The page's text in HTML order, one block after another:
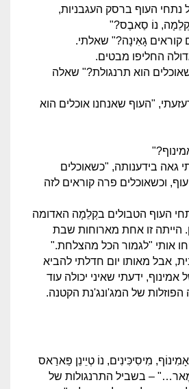
נתחי העוף ברסק העגבניות,
נוֹ סַאבֶס?"
קוראים גָאִינָה?" שאלתי.
החליפו מבטים.
הוא תרנגולת?" שאלה
"העוף שאנחנו אוכלים הוא
גאה בידענותה, "כשאוכלים
וכשאוכלים פרה קוראים לזה
העוף הטבולים בקְלֵמָה האדומה
הייתה זו אחת מארוחות שבת
אותי "לגמור הכל מהצלחת."
אבל מאותו יום חדלתי להביא
אמינוף, ידעתי שאיני יכולה עוד
הפוזלות של המג'ונג'נת הקטנה.
מִיסִיכִּינִים, נוֹ טְיֵינֵן פַּארַאס
– בשביל התרנגולות של